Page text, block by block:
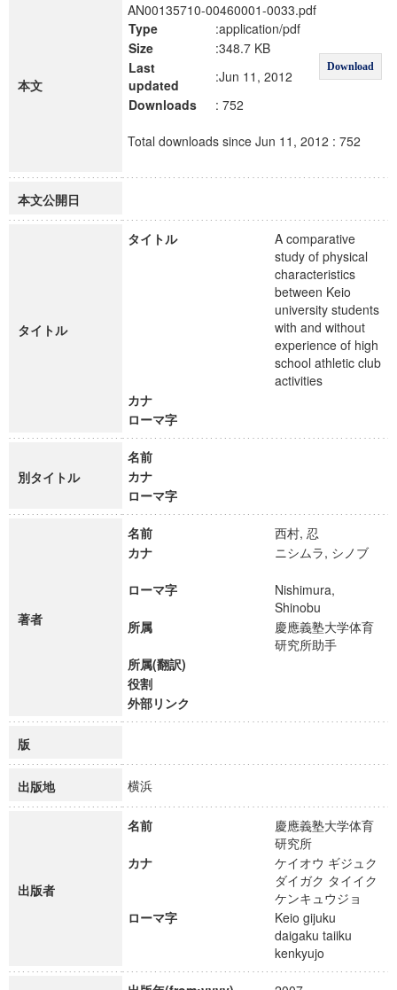
本文
AN00135710-00460001-0033.pdf
Type
:application/pdf
Download
Size
:348.7 KB
Last
updated
:Jun 11, 2012
Downloads
: 752
Total downloads since Jun 11, 2012 : 752
本文公開日
タイトル
タイトル
A comparative
study of physical
characteristics
between Keio
university students
with and without
experience of high
school athletic club
activities
カナ
ローマ字
別タイトル
名前
カナ
ローマ字
著者
名前
西村, 忍
カナ
ニシムラ, シノブ
ローマ字
Nishimura,
Shinobu
所属
慶應義塾大学体育
研究所助手
所属(翻訳)
役割
外部リンク
版
出版地 横浜
出版者
名前
慶應義塾大学体育
研究所
カナ
ケイオウ ギジュク
ダイガク タイイク
ケンキュウジョ
ローマ字
Keio gijuku
daigaku taiiku
kenkyujo